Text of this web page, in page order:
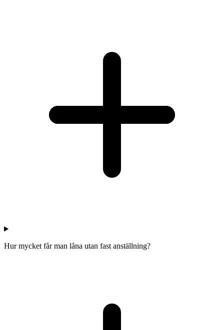
Hur mycket får man låna utan fast anställning?